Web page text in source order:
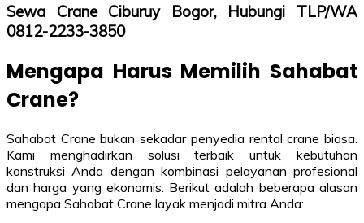
Sewa Crane Ciburuy Bogor, Hubungi TLP/WA
0812-2233-3850
Mengapa Harus Memilih Sahabat
Crane?
Sahabat Crane bukan sekadar penyedia rental crane biasa.
Kami menghadirkan solusi terbaik untuk kebutuhan
konstruksi Anda dengan kombinasi pelayanan profesional
dan harga yang ekonomis. Berikut adalah beberapa alasan
mengapa Sahabat Crane layak menjadi mitra Anda: